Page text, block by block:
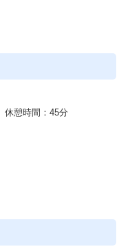
憩時間：45分